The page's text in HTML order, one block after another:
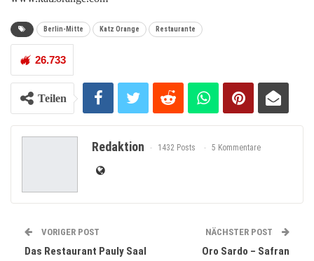
Berlin-Mitte Katz Orange Restaurante
26.733
Teilen
Redaktion 1432 Posts 5 Kommentare
VORIGER POST
Das Restaurant Pauly Saal
NÄCHSTER POST
Oro Sardo – Safran